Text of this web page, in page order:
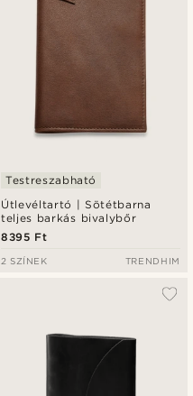
Legmagasabb ár
Útlevéltartó | Sötétbarna
teljes barkás bivalybőr
Testreszabható
8395 Ft
2 SZÍNEK TRENDHIM